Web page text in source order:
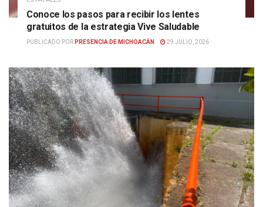
Conoce los pasos para recibir los lentes
gratuitos de la estrategia Vive Saludable
PUBLICADO POR PRESENCIA DE MICHOACÁN 29 JULIO, 2026